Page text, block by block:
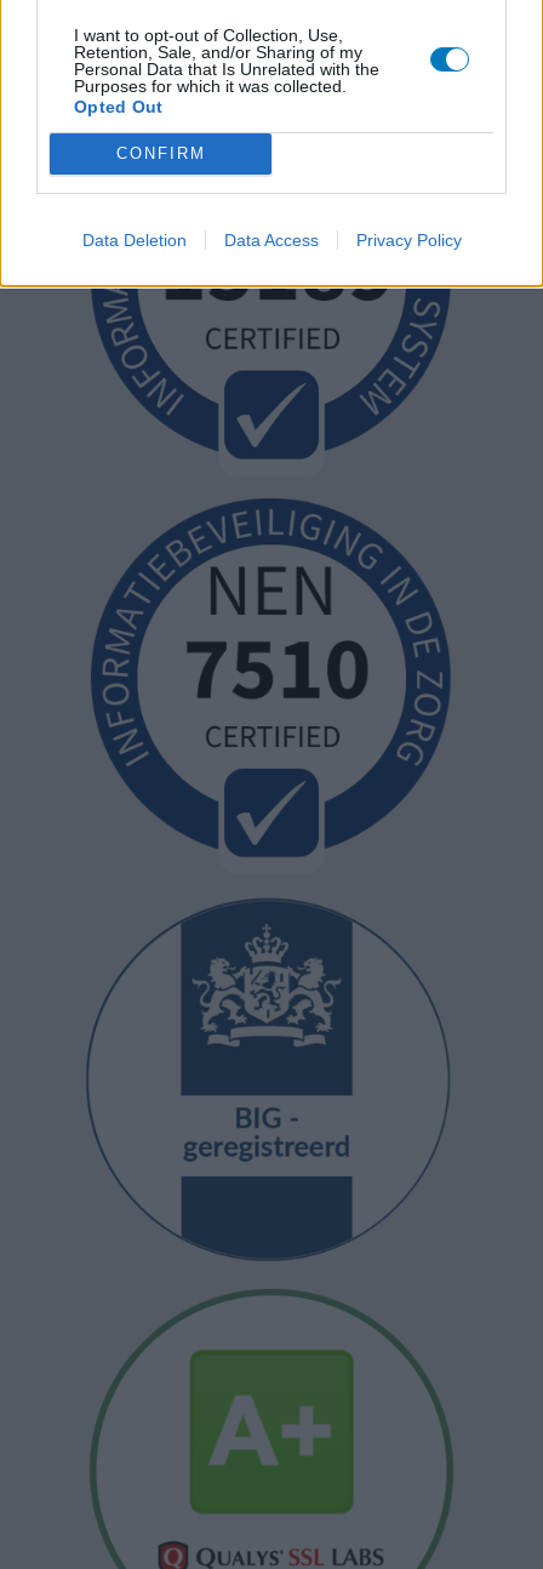
I want to opt-out of Collection, Use,
Retention, Sale, and/or Sharing of my
Personal Data that Is Unrelated with the
Purposes for which it was collected.
Opted Out
CONFIRM
Data Deletion Data Access Privacy Policy